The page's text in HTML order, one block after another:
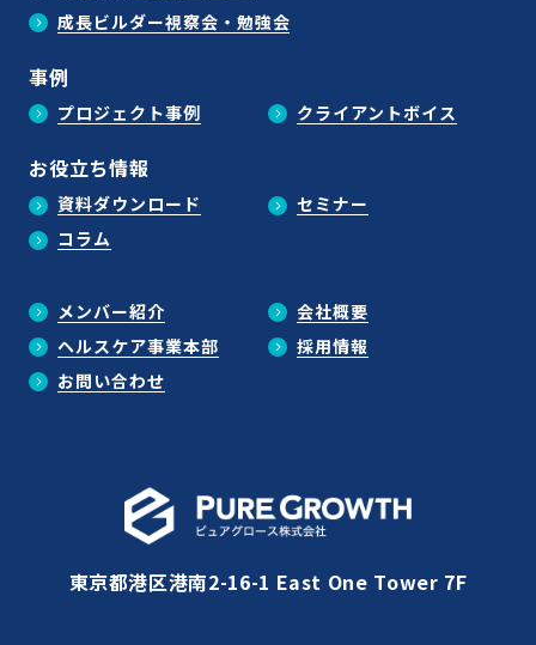
成長ビルダー視察会・勉強会
事例
プロジェクト事例 クライアントボイス
お役立ち情報
資料ダウンロード
セミナー
コラム
メンバー紹介
会社概要
ヘルスケア事業本部
採用情報
お問い合わせ
東京都港区港南2-16-1 East One Tower 7F